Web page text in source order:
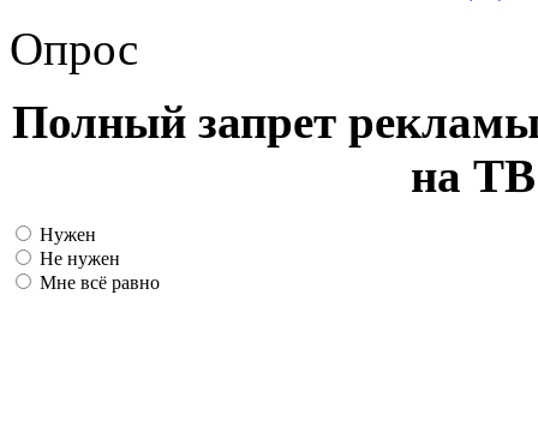
Опрос
Полный запрет
на ТВ
Нужен
Не нужен
Мне всё равно